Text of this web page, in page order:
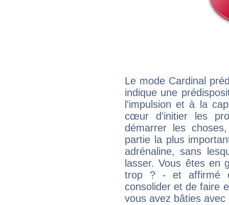
Le mode Cardinal
indique une
l'impulsion et à la
cœur d'initier les
démarrer les
partie la plus
adrénaline, sans
lasser. Vous êtes en
trop ? - et affirmé
consolider et de faire
vous avez bâties avec